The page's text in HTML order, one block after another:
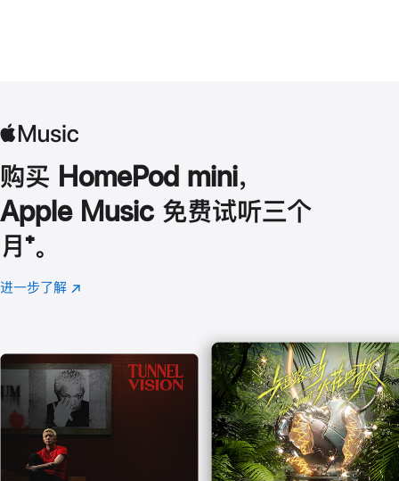
购买 HomePod mini，
Apple Music 免费试听三个
月 脚
注
⁺。
进一步了解 Apple
(在
口
中
打
开)